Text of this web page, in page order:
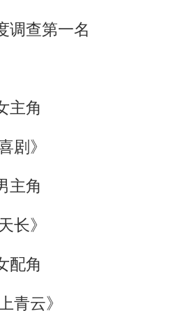
查第一名
角
》
角
》
角
云》